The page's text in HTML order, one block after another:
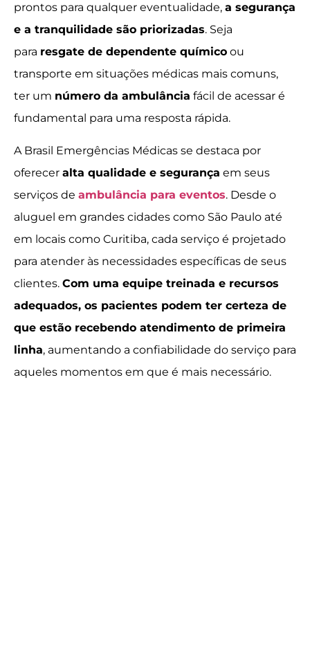
prontos para qualquer eventualidade, a segurança
e a tranquilidade são priorizadas. Seja
para resgate de dependente químico ou
transporte em situações médicas mais comuns,
ter um número da ambulância fácil de acessar é
fundamental para uma resposta rápida.
A Brasil Emergências Médicas se destaca por
oferecer alta qualidade e segurança em seus
serviços de ambulância para eventos. Desde o
aluguel em grandes cidades como São Paulo até
em locais como Curitiba, cada serviço é projetado
para atender às necessidades específicas de seus
clientes. Com uma equipe treinada e recursos
adequados, os pacientes podem ter certeza de
que estão recebendo atendimento de primeira
linha, aumentando a confiabilidade do serviço para
aqueles momentos em que é mais necessário.